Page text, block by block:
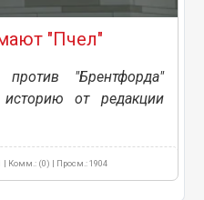
"Пчел"
"Брентфорда"
от редакции
| Комм.: (0) | Просм.: 1904